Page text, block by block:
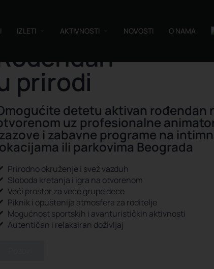
IZLETI AKTIVNOSTI NOVOSTI O NAMA
prirodi
detetu aktivan rođendan
uz profesionalne
i zabavne programe na
ili parkovima Beograda
Prirodno okruženje i svež vazduh
Sloboda kretanja i igra na otvorenom
Veći prostor za veće grupe dece
Piknik i opuštenija atmosfera za roditelje
Mogućnost sportskih i avanturističkih aktivnosti
Autentičan i relaksiran doživljaj